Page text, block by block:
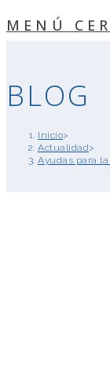
MENÚ
BLOG
Inicio>
Actualidad>
Ayudas para